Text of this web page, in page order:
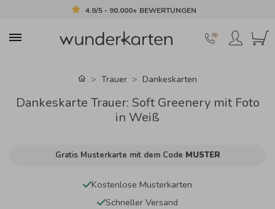
4.9/5 - 90.000+ BEWERTUNGEN
Trauer Dankeskarten
Dankeskarte Trauer: Soft Greenery mit Foto
in Weiß
Gratis Musterkarte mit dem Code MUSTER
Kostenlose Musterkarten
Schneller Versand